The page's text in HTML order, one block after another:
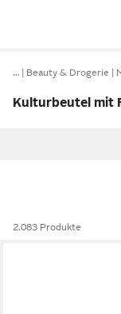
… Beauty & Drogerie
Kulturbeutel mit
2.083 Produkte